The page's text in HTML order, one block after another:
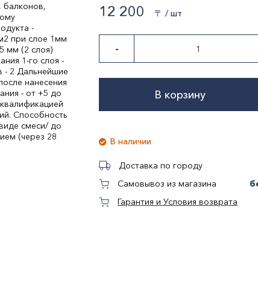
балконов,
-
при слое 1мм
мм (2 слоя)
1-го слоя -
- 2 Дальнейшие
нанесения
- от +5 до
Способность
смеси/ до
(через 28
12 200 〒 / шт
-
В корзину
В наличии
Доставка по городу
Самовывоз из магазина
Гарантия и Условия возврата